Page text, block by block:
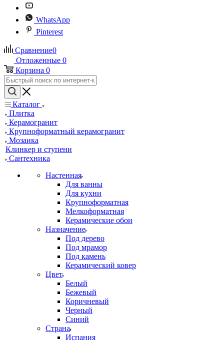
WhatsApp
Pinterest
Сравнение0
Отложенные 0
Корзина 0
Каталог
Плитка
Керамогранит
Крупноформатный керамогранит
Мозаика
Клинкер и ступени
Сантехника
Настенная
Для ванны
Для кухни
Крупноформатная
Мелкоформатная
Керамические обои
Назначение
Под дерево
Под мрамор
Под камень
Керамический ковер
Цвет
Белый
Бежевый
Коричневый
Черный
Синий
Страна
Испания